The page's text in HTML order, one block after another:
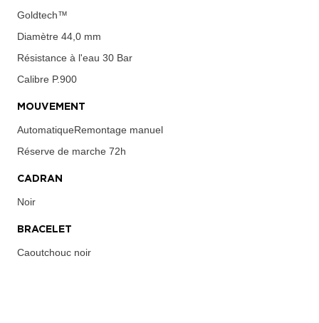
Goldtech™
Diamètre 44,0 mm
Résistance à l'eau 30 Bar
Calibre P.900
MOUVEMENT
AutomatiqueRemontage manuel
Réserve de marche 72h
CADRAN
Noir
BRACELET
Caoutchouc noir